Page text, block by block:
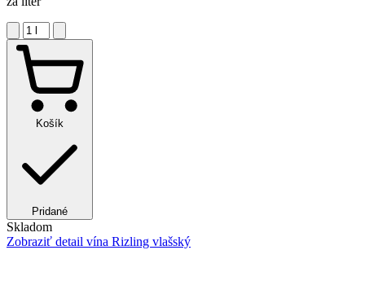
Košík
Pridané
Skladom
Zobraziť detail vína Rizling vlašský